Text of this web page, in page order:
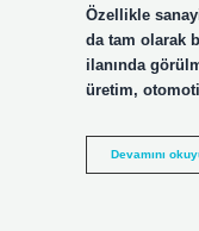
Özellikle
da tam olarak
ilanında
üretim,
Devamını